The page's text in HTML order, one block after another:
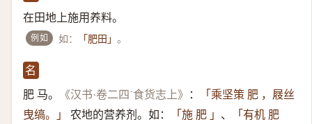
在田地上施用养料。
例如 如： 「肥田」。
名
肥 马。 《汉书·卷二四˙食货志上》 ：
「乘坚策 肥 ，屐丝
曳缟。」
农地的营养剂。如： 「施 肥 」 、 「有机 肥